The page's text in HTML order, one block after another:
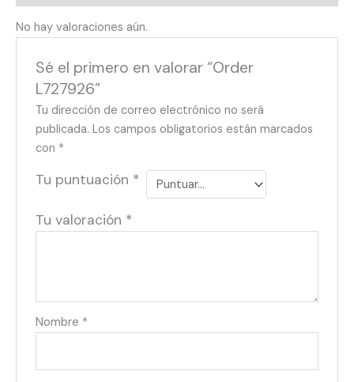
No hay valoraciones aún.
Sé el primero en valorar “Order
L727926”
Tu dirección de correo electrónico no será
publicada. Los campos obligatorios están marcados
con *
Tu puntuación *
Tu valoración *
Nombre *